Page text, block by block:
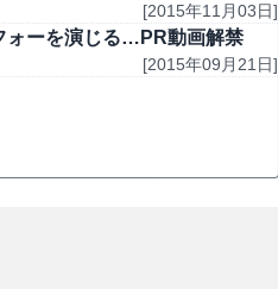
[2015年11月03日]
ォーを演じる…PR動画解禁
[2015年09月21日]